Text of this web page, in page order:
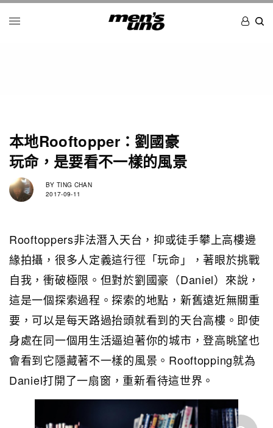
本地Rooftopper：劉國豪
玩命，是要看不一樣的風景
BY TING CHAN
2017-09-11
Rooftoppers非法潛入天台，抑或徒手攀上高樓邊
緣拍攝，很多人定義這行徑「玩命」，著眼於挑戰
自我，衝破極限。但對於劉國豪（Daniel）來說，
這是一個探索過程。探索的地點，新舊遠近無關重
要，可以是每天路過抬頭就看到的天台高樓。即使
身處在同一個用生活逼迫著你的城市，登高眺望也
會看到它隱藏著不一樣的風景。Rooftopping就為
Daniel打開了一扇窗，重新看待這世界。